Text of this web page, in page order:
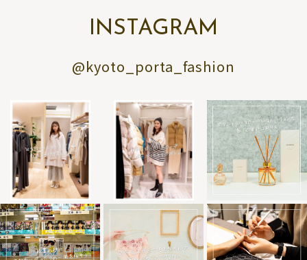
INSTAGRAM
@kyoto_porta_fashion